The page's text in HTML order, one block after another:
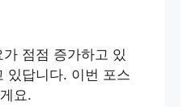
점점 증가하고 있
있답니다. 이번 포스
요.